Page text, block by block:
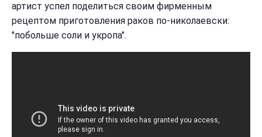
артист успел поделиться своим фирменным
рецептом приготовления раков по-николаевски:
"побольше соли и укропа".